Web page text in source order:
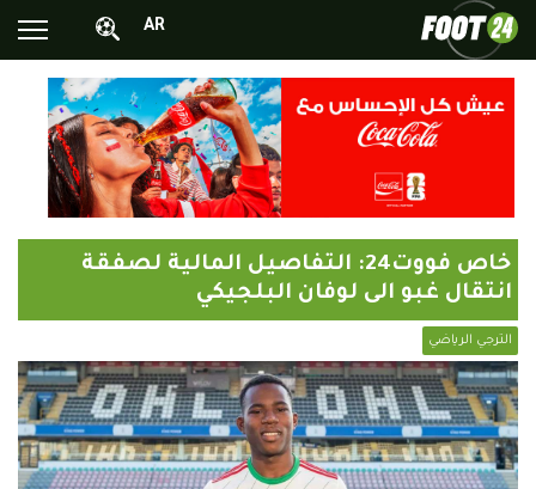
الأخبار الوطنية
الأخبار العالمية
محترفونا بالخارج
ألبومات الصور
أخبار متفرقة
البرامج
البث المباشر
Chrono24
AR
خاص فووت24: التفاصيل المالية لصفقة
انتقال غبو الى لوفان البلجيكي
الترجي الرياضي